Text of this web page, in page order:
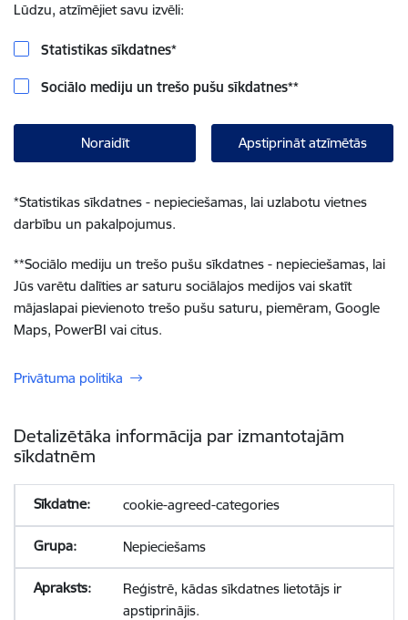
Lūdzu, atzīmējiet savu izvēli:
Statistikas sīkdatnes*
Sociālo mediju un trešo pušu sīkdatnes**
Noraidīt Apstiprināt atzīmētās
*Statistikas sīkdatnes - nepieciešamas, lai uzlabotu vietnes
darbību un pakalpojumus.
**Sociālo mediju un trešo pušu sīkdatnes - nepieciešamas, lai
Jūs varētu dalīties ar saturu sociālajos medijos vai skatīt
mājaslapai pievienoto trešo pušu saturu, piemēram, Google
Maps, PowerBI vai citus.
Privātuma politika
Detalizētāka informācija par izmantotajām
sīkdatnēm
cookie-agreed-categories
Nepieciešams
Reģistrē, kādas sīkdatnes lietotājs ir
apstiprinājis.